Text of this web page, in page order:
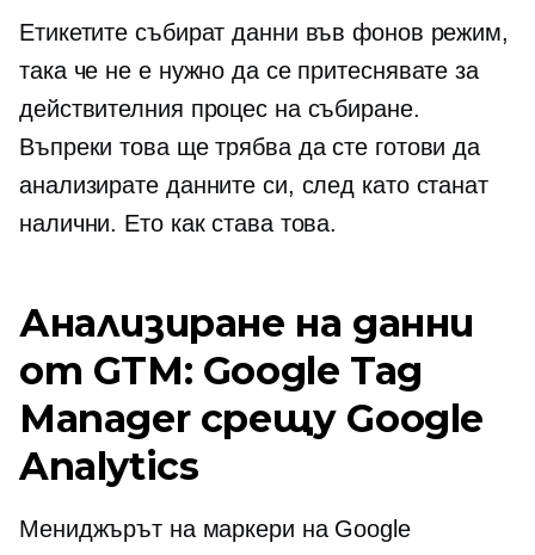
Етикетите събират данни във фонов режим,
така че не е нужно да се притеснявате за
действителния процес на събиране.
Въпреки това ще трябва да сте готови да
анализирате данните си, след като станат
налични. Ето как става това.
Анализиране на данни
от GTM: Google Tag
Manager срещу Google
Analytics
Мениджърът на маркери на Google